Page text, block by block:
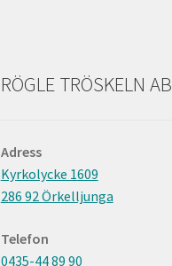
RÖGLE TRÖSKELN AB
Adress
Kyrkolycke 1609
286 92 Örkelljunga
Telefon
0435-44 89 90